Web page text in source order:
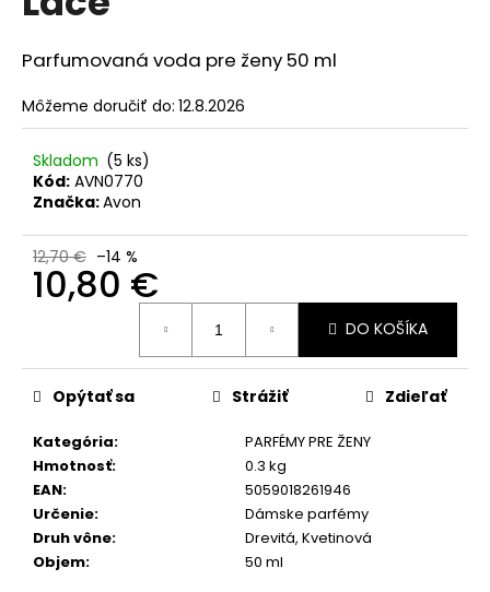
hviezdičiek.
Parfumovaná voda pre ženy 50 ml
Môžeme doručiť do: 12.8.2026
Skladom (5 ks)
Kód: AVN0770
Značka:Avon
12,70 € –14 %
10,80 €
DO KOŠÍKA
Kategória:
PARFÉMY PRE ŽENY
Hmotnosť:
0.3 kg
EAN:
5059018261946
Určenie:
Dámske parfémy
Druh vône:
Drevitá, Kvetinová
Objem: 50 ml
Opýtať sa Strážiť Zdieľať
m
e
P'DOXE
4
€
5,55
€